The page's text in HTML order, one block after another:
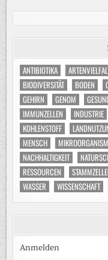
ANTIBIOTIKA
BIODIVERSITÄT
BODEN
GEHIRN
GENOM
IMMUNZELLEN
INDUSTRIE
KOHLENSTOFF
MENSCH
NACHHALTIGKEIT
RESSOURCEN
WASSER
WISSENSCHAFT
Anmelden